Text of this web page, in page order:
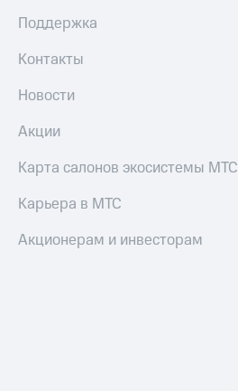
Поддержка
Контакты
Новости
Акции
Карта салонов экосистемы МТС
Карьера в МТС
Акционерам и инвесторам